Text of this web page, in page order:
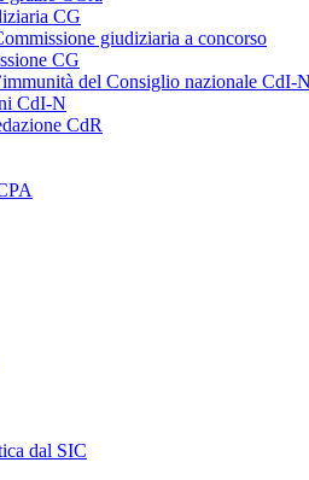
CG
giudiziaria a concorso
CG
del Consiglio nazionale CdI-N
CdI-N
CdR
dal SIC